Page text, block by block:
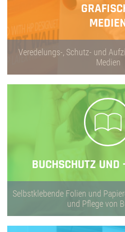
Veredelungs-, Schutz- und
Medien
BUCHSCHUTZ UND
Selbstklebende Folien und
und Pflege von